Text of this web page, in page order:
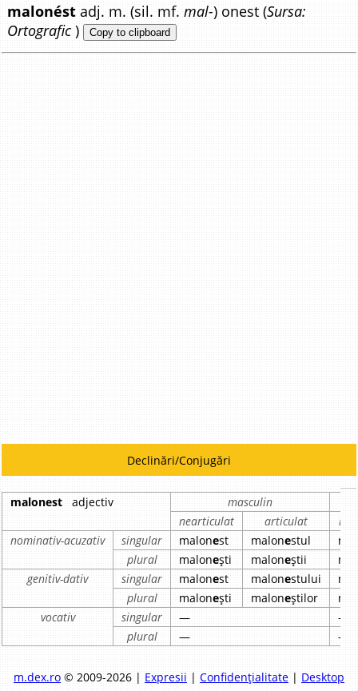
malonést adj. m. (sil. mf.mal-) onest (Sursa:
Ortografic ) Copy to clipboard
Declinări/Conjugări
malonest adjectiv
masculin
nearticulat
articulat
nominativ-acuzativ
singular malonest malonestul
plural
malonești maloneștii
genitiv-dativ
singular malonest malonestului
plural
malonești maloneștilor
vocativ
singular —
—
plural
— —
m.dex.ro© 2009-2026 | Expresii | Confidențialitate| Desktop